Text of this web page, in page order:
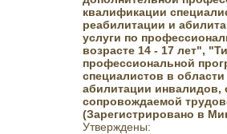
квалификации
реабилитации и
услуги по
возрасте 14 - 17 лет",
профессиональной
специалистов в
абилитации инвалидов,
сопровождаемой
(Зарегистрировано в
Утверждены: